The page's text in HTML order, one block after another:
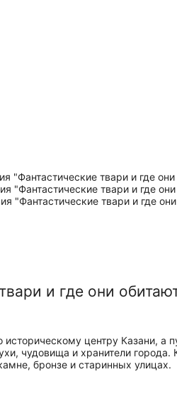
и где они
историческому центру Казани,
чудовища и хранители
бронзе и старинных улицах.